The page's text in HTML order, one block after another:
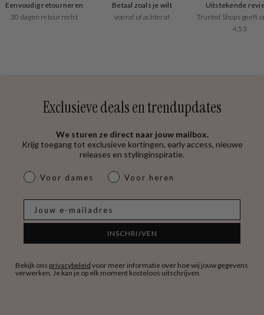
Eenvoudig retourneren
30 dagen retourrecht
Betaal zoals je wilt
vooraf of achteraf
Uitstekende
Trusted Shops geeft
4.53
Exclusieve deals en trendupdates
We sturen ze direct naar jouw mailbox.
Krijg toegang tot exclusieve kortingen, early access, nieuwe
releases en stylinginspiratie.
dames & heren
Voor dames Voor heren
INSCHRIJVEN
Bekijk ons privacybeleid voor meer informatie over hoe wij jouw gegevens
verwerken. Je kan je op elk moment kosteloos uitschrijven.